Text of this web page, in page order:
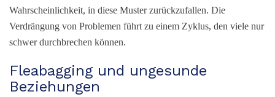
Wahrscheinlichkeit, in diese Muster zurückzufallen. Die
Verdrängung von Problemen führt zu einem Zyklus, den viele nur
schwer durchbrechen können.
Fleabagging und ungesunde
Beziehungen